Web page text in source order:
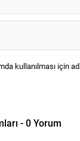
kullanılması için
- 0 Yorum